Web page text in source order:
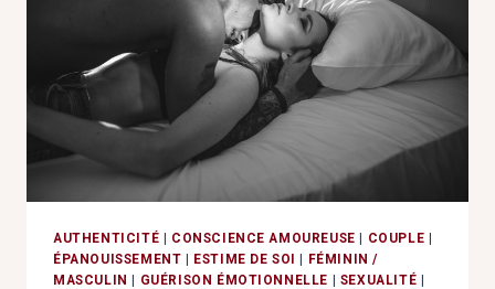
VISAGE
DE
PASSION
AUTHENTICITÉ | CONSCIENCE AMOUREUSE | COUPLE |
ÉPANOUISSEMENT | ESTIME DE SOI | FÉMININ /
MASCULIN | GUÉRISON ÉMOTIONNELLE | SEXUALITÉ |